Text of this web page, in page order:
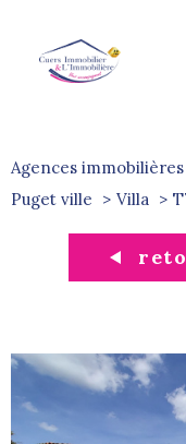
Agences immobilières
Puget ville
Villa